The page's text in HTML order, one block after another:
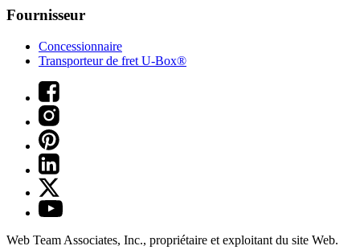
Fournisseur
Concessionnaire
Transporteur de fret U-Box®
Web Team Associates, Inc., propriétaire et exploitant du site Web.